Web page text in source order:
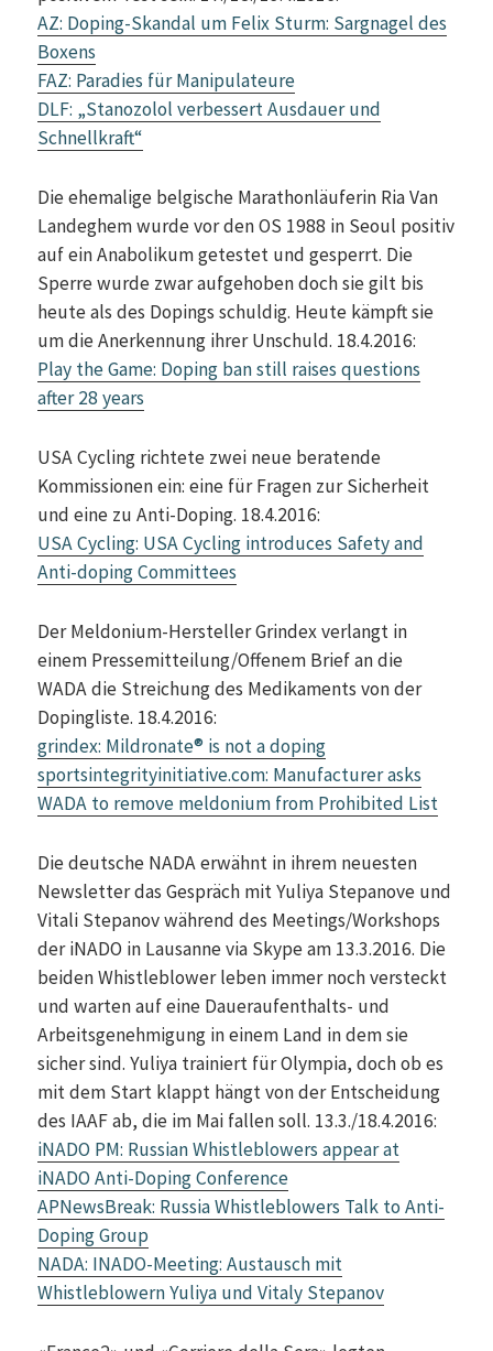
AZ: Doping-Skandal um Felix Sturm: Sargnagel des
Boxens
FAZ: Paradies für Manipulateure
DLF: „Stanozolol verbessert Ausdauer und
Schnellkraft“
Die ehemalige belgische Marathonläuferin Ria Van
Landeghem wurde vor den OS 1988 in Seoul positiv
auf ein Anabolikum getestet und gesperrt. Die
Sperre wurde zwar aufgehoben doch sie gilt bis
heute als des Dopings schuldig. Heute kämpft sie
um die Anerkennung ihrer Unschuld. 18.4.2016:
Play the Game: Doping ban still raises questions
after 28 years
USA Cycling richtete zwei neue beratende
Kommissionen ein: eine für Fragen zur Sicherheit
und eine zu Anti-Doping. 18.4.2016:
USA Cycling: USA Cycling introduces Safety and
Anti-doping Committees
Der Meldonium-Hersteller Grindex verlangt in
einem Pressemitteilung/Offenem Brief an die
WADA die Streichung des Medikaments von der
Dopingliste. 18.4.2016:
grindex: Mildronate® is not a doping
sportsintegrityinitiative.com: Manufacturer asks
WADA to remove meldonium from Prohibited List
Die deutsche NADA erwähnt in ihrem neuesten
Newsletter das Gespräch mit Yuliya Stepanove und
Vitali Stepanov während des Meetings/Workshops
der iNADO in Lausanne via Skype am 13.3.2016. Die
beiden Whistleblower leben immer noch versteckt
und warten auf eine Daueraufenthalts- und
Arbeitsgenehmigung in einem Land in dem sie
sicher sind. Yuliya trainiert für Olympia, doch ob es
mit dem Start klappt hängt von der Entscheidung
des IAAF ab, die im Mai fallen soll. 13.3./18.4.2016:
iNADO PM: Russian Whistleblowers appear at
iNADO Anti-Doping Conference
APNewsBreak: Russia Whistleblowers Talk to Anti-
Doping Group
NADA: INADO-Meeting: Austausch mit
Whistleblowern Yuliya und Vitaly Stepanov